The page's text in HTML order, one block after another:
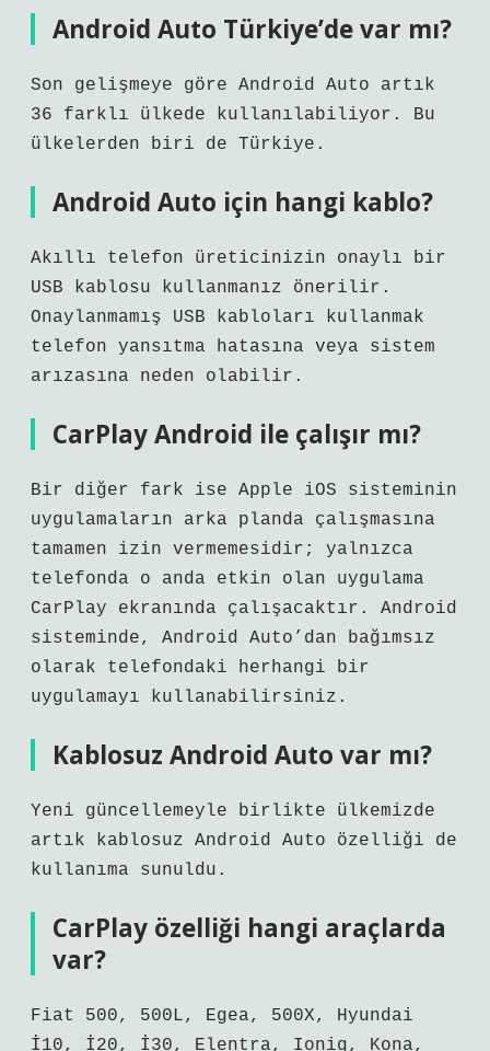
Android Auto Türkiye’de var mı?
Son gelişmeye göre Android Auto artık
36 farklı ülkede kullanılabiliyor. Bu
ülkelerden biri de Türkiye.
Android Auto için hangi kablo?
Akıllı telefon üreticinizin onaylı bir
USB kablosu kullanmanız önerilir.
Onaylanmamış USB kabloları kullanmak
telefon yansıtma hatasına veya sistem
arızasına neden olabilir.
CarPlay Android ile çalışır mı?
Bir diğer fark ise Apple iOS sisteminin
uygulamaların arka planda çalışmasına
tamamen izin vermemesidir; yalnızca
telefonda o anda etkin olan uygulama
CarPlay ekranında çalışacaktır. Android
sisteminde, Android Auto’dan bağımsız
olarak telefondaki herhangi bir
uygulamayı kullanabilirsiniz.
Kablosuz Android Auto var mı?
Yeni güncellemeyle birlikte ülkemizde
artık kablosuz Android Auto özelliği de
kullanıma sunuldu.
CarPlay özelliği hangi araçlarda
var?
Fiat 500, 500L, Egea, 500X, Hyundai
İ10, İ20, İ30, Elentra, Ioniq, Kona,